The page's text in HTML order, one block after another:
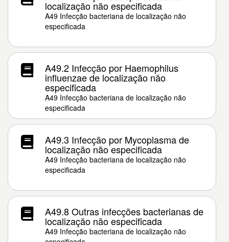
localização não especificada
A49 Infecção bacteriana de localização não
especificada
A49.2 Infecção por Haemophilus
influenzae de localização não
especificada
A49 Infecção bacteriana de localização não
especificada
A49.3 Infecção por Mycoplasma de
localização não especificada
A49 Infecção bacteriana de localização não
especificada
A49.8 Outras infecções bacterianas de
localização não especificada
A49 Infecção bacteriana de localização não